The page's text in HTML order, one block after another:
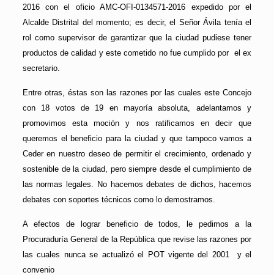
2016 con el oficio AMC-OFI-0134571-2016 expedido por el
Alcalde Distrital del momento; es decir, el Señor Ávila tenía el
rol como supervisor de garantizar que la ciudad pudiese tener
productos de calidad y este cometido no fue cumplido por el ex
secretario.
Entre otras, éstas son las razones por las cuales este Concejo
con 18 votos de 19 en mayoría absoluta, adelantamos y
promovimos esta moción y nos ratificamos en decir que
queremos el beneficio para la ciudad y que tampoco vamos a
Ceder en nuestro deseo de permitir el crecimiento, ordenado y
sostenible de la ciudad, pero siempre desde el cumplimiento de
las normas legales. No hacemos debates de dichos, hacemos
debates con soportes técnicos como lo demostramos.
A efectos de lograr beneficio de todos, le pedimos a la
Procuraduría General de la República que revise las razones por
las cuales nunca se actualizó el POT vigente del 2001 y el
convenio